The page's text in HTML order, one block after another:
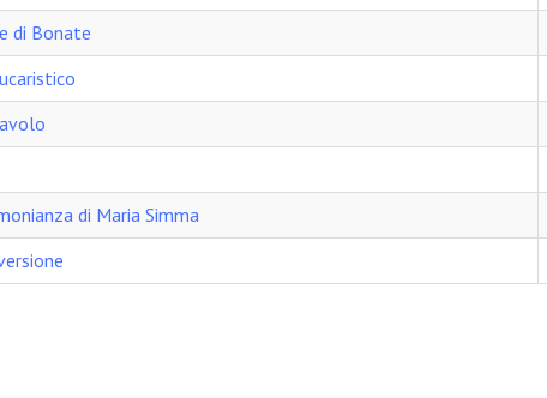
di Bonate
di Maria Simma